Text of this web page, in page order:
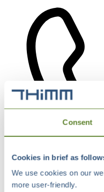
Consent
Cookies in brief as
We use cookies on our
more user-friendly.